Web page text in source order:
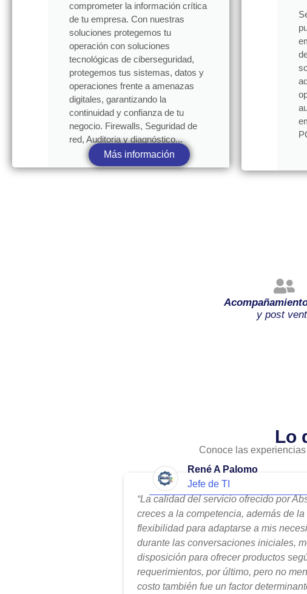
comprometer la información crítica
de tu empresa. Con nuestras
soluciones protegemos tu
operación con soluciones
tecnológicas de ciberseguridad,
protegemos tus sistemas, datos y
operaciones frente a amenazas
digitales, garantizando la
continuidad y confianza de tu
negocio. Firewalls, Seguridad de
red, Auditoria y diagnóstico...
Más información
y post
Lo
Conoce las
René A Palomo
Jefe de TI
“La calidad del servicio ofrecido por
creces a la competencia, además de
flexibilidad para adaptarse a mis
durante las conversaciones iniciales,
disposición para ofrecer productos
requerimientos, por último, pero no
costo también fue un factor